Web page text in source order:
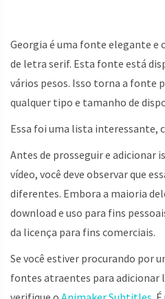
Georgia é uma fonte elegante e
de letra serif. Esta fonte está
vários pesos. Isso torna a fonte
qualquer tipo e tamanho de
Essa foi uma lista interessante,
Antes de prosseguir e adicionar
vídeo, você deve observar que
diferentes. Embora a maioria
download e uso para fins
da licença para fins comerciais.
Se você estiver procurando por
fontes atraentes para adicionar